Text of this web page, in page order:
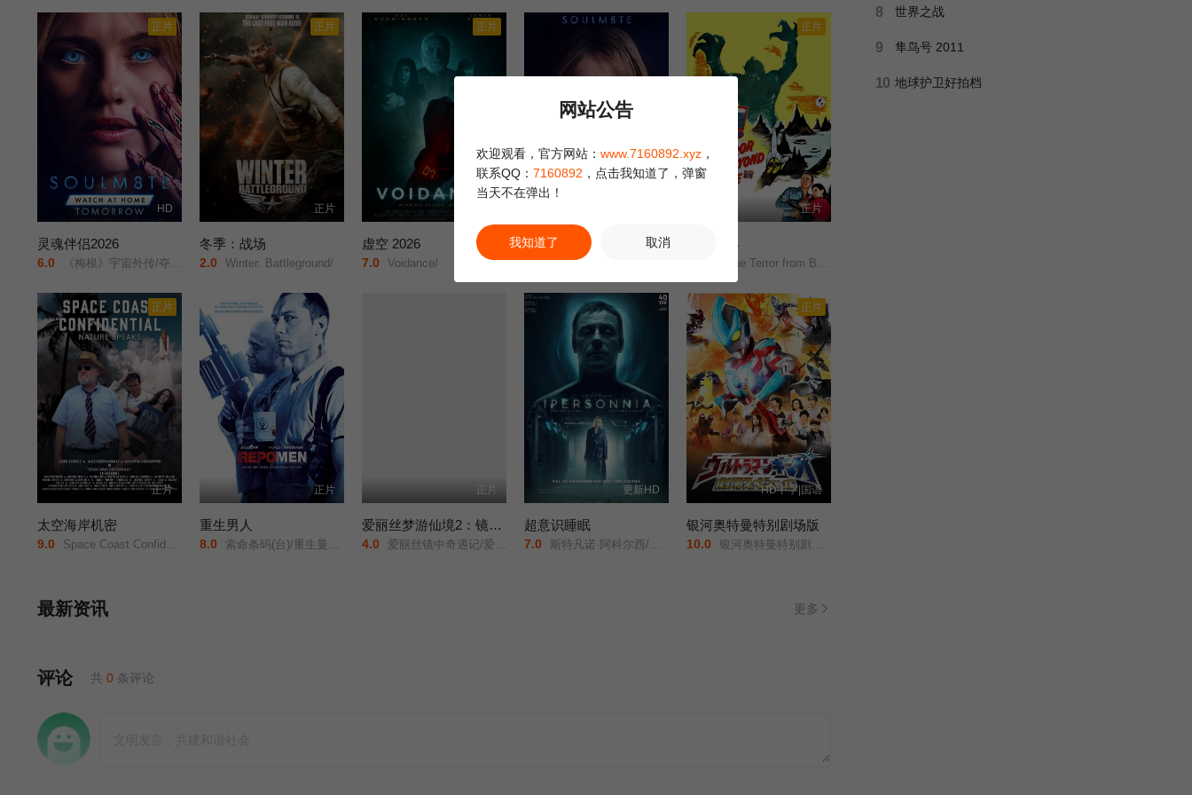
正片
HD
灵魂伴侣2026
6.0 《梅根》宇宙外传/夺魂伴侣/
正片
正片
冬季：战场
2.0 Winter: Battleground/
正片
虚空 2026
7.0 Voidance/
灵魂伴侣
1.0 《梅根》宇宙外传/夺魂伴侣/
正片
正片
外星恶客
It! The Terror from Beyond Space/
正片
正片
太空海岸机密
9.0 Space Coast Confidential/
正片
重生男人
8.0 索命条码(台)/重生曼波/回收人/追讨人/Repossession Men/
正片
爱丽丝梦游仙境2：镜中奇遇记
4.0 爱丽丝镜中奇遇记/爱丽丝梦游仙境2：穿越魔镜(港)/魔境梦游：时光怪客(台)/Alice in Wonderland: Through the Looking Glass/
更新HD
超意识睡眠
7.0 斯特凡诺·阿科尔西/桑德拉·切卡莱利/
正片
HD中字|国语
银河奥特曼特别剧场版
10.0 银河奥特曼特别剧场版：怪兽争夺战/
最新资讯 更多
评论 共 0 条评论
8 世界之战
9 隼鸟号 2011
10 地球护卫好拍档
网站公告
欢迎观看，官方网站： www.7160892.xyz ，
联系QQ： 7160892 ，点击我知道了，弹窗
当天不在弹出！
我知道了 取消